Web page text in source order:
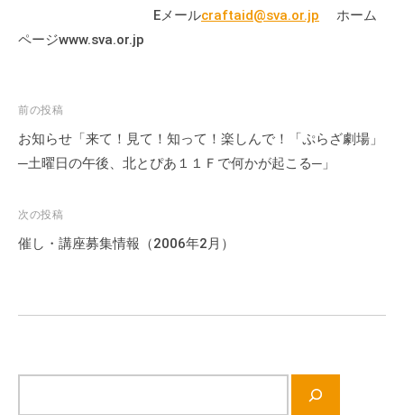
Eメールcraftaid@sva.or.jp ホーム
ページwww.sva.or.jp
投
稿
ナ
ゲ
ー
ン
前の投稿
お知らせ「来て！見て！知って！楽しんで！「ぷらざ劇場」
─土曜日の午後、北とぴあ１１Ｆで何かが起こる─」
次の投稿
催し・講座募集情報（2006年2月）